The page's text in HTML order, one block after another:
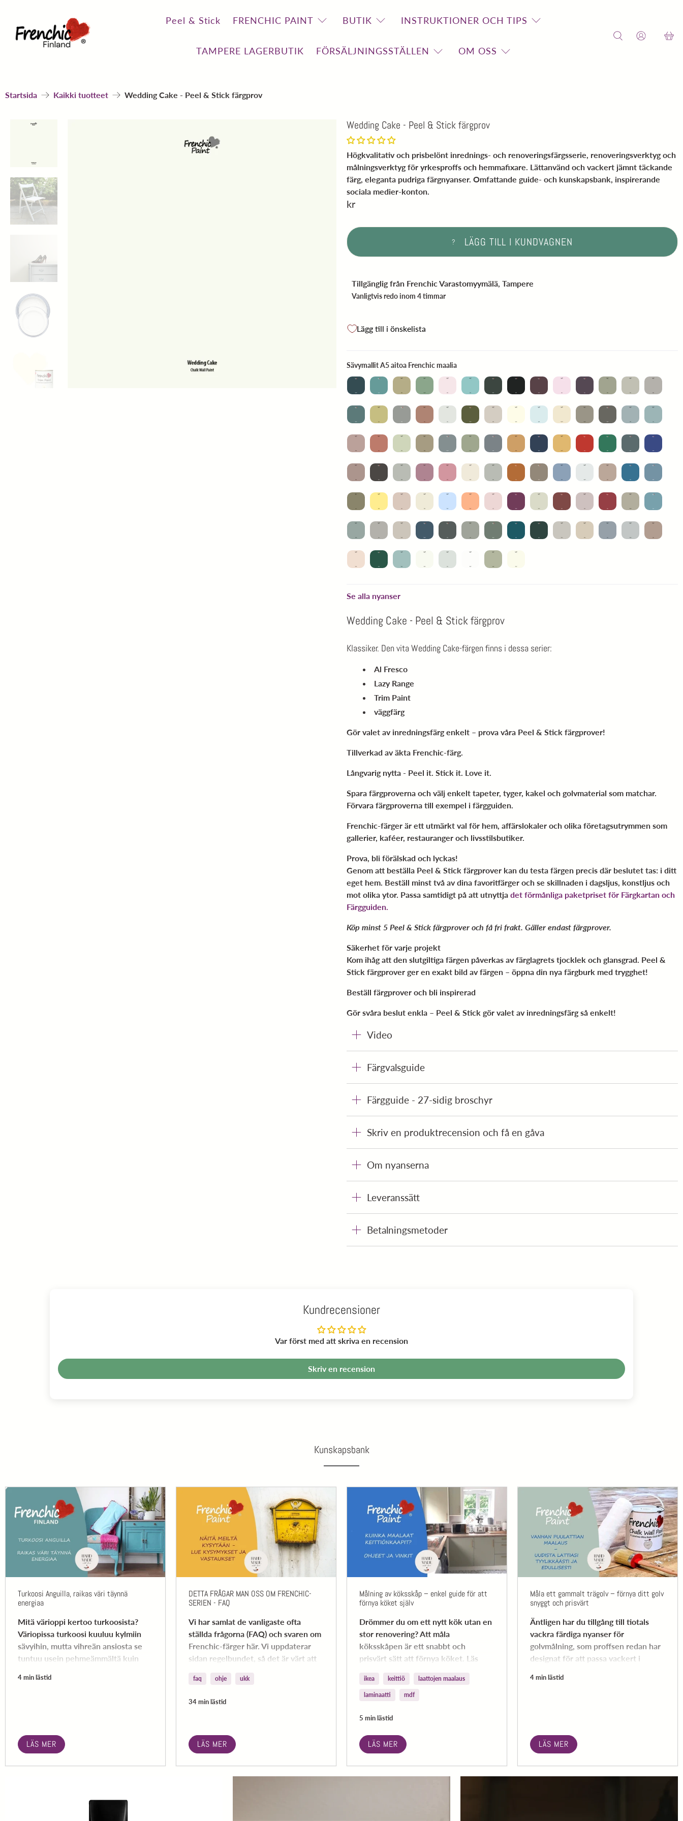
Peel & Stick FRENCHIC PAINT BUTIK INSTRUKTIONER OCH TIPS
TAMPERE LAGERBUTIK FÖRSÄLJNINGSSTÄLLEN OM OSS
Startsida Kaikki tuotteet Wedding Cake - Peel & Stick färgprov
Wedding Cake - Peel & Stick färgprov
Högkvalitativ och prisbelönt inrednings- och renoveringsfärgsserie, renoveringsverktyg och
målningsverktyg för yrkesproffs och hemmafixare. Lättanvänd och vackert jämnt täckande
färg, eleganta pudriga färgnyanser. Omfattande guide- och kunskapsbank, inspirerande
sociala medier-konton.
kr
? LÄGG TILL I KUNDVAGNEN
Tillgänglig från Frenchic Varastomyymälä, Tampere
Vanligtvis redo inom 4 timmar
Lägg till i önskelista
Sävymallit A5 aitoa Frenchic maaliaSävymallit A5 aitoa Frenchic maalia
Se alla nyanser
Wedding Cake - Peel & Stick färgprov
Klassiker. Den vita Wedding Cake-färgen finns i dessa serier:
Al Fresco
Lazy Range
Trim Paint
väggfärg
Gör valet av inredningsfärg enkelt – prova våra Peel & Stick färgprover!
Tillverkad av äkta Frenchic-färg.
Långvarig nytta - Peel it. Stick it. Love it.
Spara färgproverna och välj enkelt tapeter, tyger, kakel och golvmaterial som matchar.
Förvara färgproverna till exempel i färgguiden.
Frenchic-färger är ett utmärkt val för hem, affärslokaler och olika företagsutrymmen som
gallerier, kaféer, restauranger och livsstilsbutiker.
Prova, bli förälskad och lyckas!
Genom att beställa Peel & Stick färgprover kan du testa färgen precis där beslutet tas: i ditt
eget hem. Beställ minst två av dina favoritfärger och se skillnaden i dagsljus, konstljus och
mot olika ytor. Passa samtidigt på att utnyttja det förmånliga paketpriset för Färgkartan och
Färgguiden.
Köp minst 5 Peel & Stick färgprover och få fri frakt. Gäller endast färgprover.
Säkerhet för varje projekt
Kom ihåg att den slutgiltiga färgen påverkas av färglagrets tjocklek och glansgrad. Peel &
Stick färgprover ger en exakt bild av färgen – öppna din nya färgburk med trygghet!
Beställ färgprover och bli inspirerad
Gör svåra beslut enkla – Peel & Stick gör valet av inredningsfärg så enkelt!
Video
Färgvalsguide
Färgguide - 27-sidig broschyr
Skriv en produktrecension och få en gåva
Om nyanserna
Leveranssätt
Betalningsmetoder
Kundrecensioner
Var först med att skriva en recension
Skriv en recension
Kunskapsbank
Turkoosi Anguilla, raikas väri täynnä
energiaa
Mitä värioppi kertoo turkoosista?
Väriopissa turkoosi kuuluu kylmiin
sävyihin, mutta vihreän ansiosta se
tuntuu usein pehmeämmältä kuin
4 min lästid
LÄS MER
DETTA FRÅGAR MAN OSS OM FRENCHIC-
SERIEN - FAQ
Vi har samlat de vanligaste ofta
ställda frågorna (FAQ) och svaren om
Frenchic-färger här. Vi uppdaterar
sidan regelbundet, så det är värt att
faq ohje ukk
34 min lästid
LÄS MER
Målning av köksskåp – enkel guide för att
förnya köket själv
Drömmer du om ett nytt kök utan en
stor renovering? Att måla
köksskåpen är ett snabbt och
prisvärt sätt att förnya köket. Läs
du väljer rätt färg.
ikea keittiö laattojen maalaus
laminaatti mdf
5 min lästid
LÄS MER
Måla ett gammalt trägolv – förnya ditt golv
snyggt och prisvärt
Äntligen har du tillgång till tiotals
vackra färdiga nyanser för
golvmålning, som proffsen redan har
designat för att passa vackert i
4 min lästid
LÄS MER